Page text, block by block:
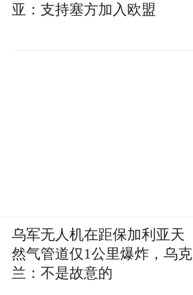
亚：支持塞方加入欧盟
乌军无人机在距保加利亚天
然气管道仅1公里爆炸，乌克
兰：不是故意的